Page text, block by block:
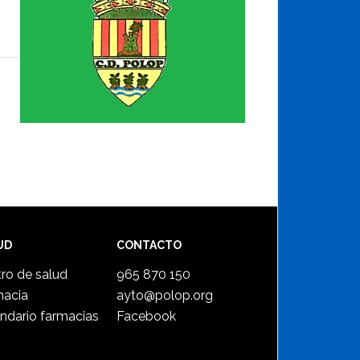
de salud
farmacias
CONTACTO
965 870 150
ayto@polop.org
Facebook